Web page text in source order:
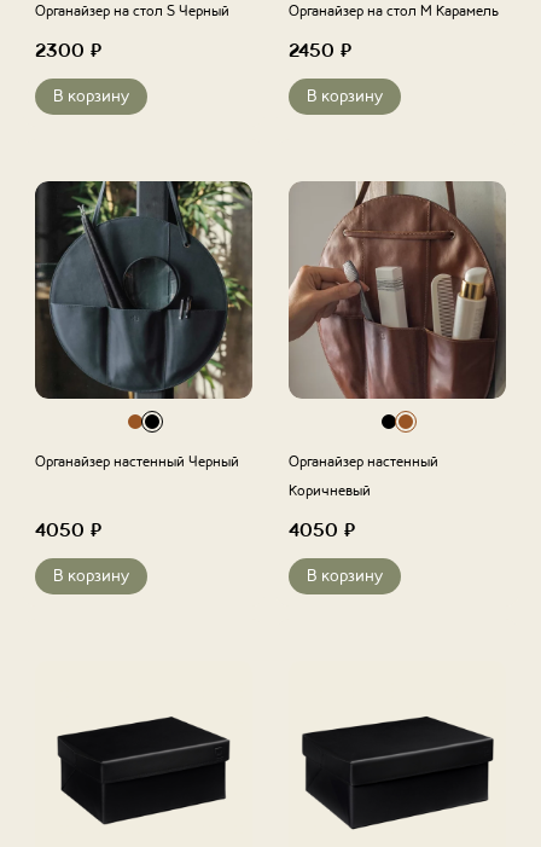
Органайзер на стол S Черный
2300 ₽
В корзину
Органайзер на стол M Карамель
2450 ₽
В корзину
Органайзер настенный Черный
4050 ₽
В корзину
Органайзер настенный
Коричневый
4050 ₽
В корзину